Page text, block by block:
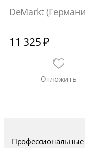
DeMarkt
11 325 ₽